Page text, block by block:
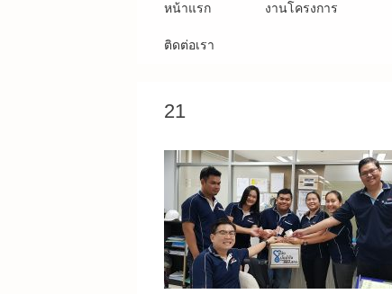
หน้าแรก งานโครงการ
ติดต่อเรา
21